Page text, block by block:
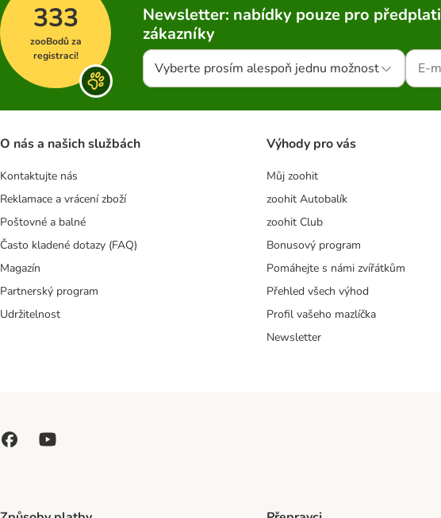
333
zooBodů za
registraci!
Newsletter: nabídky pouze pro
zákazníky
Vyberte prosím alespoň jednu možnost
O nás a našich službách
Kontaktujte nás
Reklamace a vrácení zboží
Poštovné a balné
Často kladené dotazy (FAQ)
Magazín
Partnerský program
Udržitelnost
Výhody pro vás
Můj zoohit
zoohit Autobalík
zoohit Club
Bonusový program
Pomáhejte s námi zvířátkům
Přehled všech výhod
Profil vašeho mazlíčka
Newsletter